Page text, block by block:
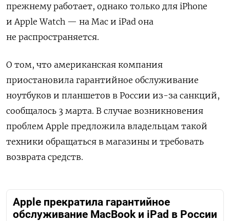
прежнему работает, однако только для iPhone
и Apple Watch — на Mac и iPad она
не распространяется.
О том, что американская компания
приостановила гарантийное обслуживание
ноутбуков и планшетов в России из-за санкций,
сообщалось 3 марта. В случае возникновения
проблем Apple предложила владельцам такой
техники обращаться в магазины и требовать
возврата средств.
Apple прекратила гарантийное
обслуживание MacBook и iPad в России